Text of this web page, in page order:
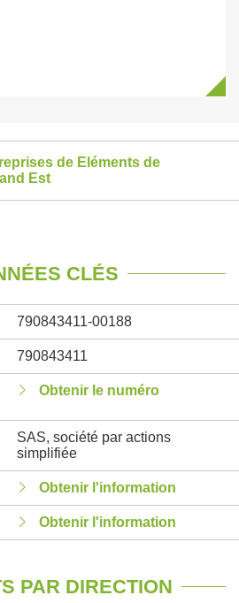
de Eléments de
Est
CLÉS
790843411-00188
790843411
Obtenir le numéro
SAS, société par actions
simplifiée
Obtenir l'information
Obtenir l'information
PAR DIRECTION